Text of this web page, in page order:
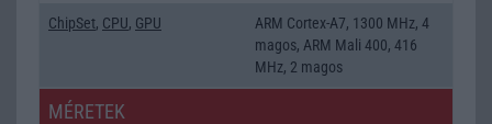
ChipSet, CPU, GPU
ARM Cortex-A7, 1300 MHz, 4
magos, ARM Mali 400, 416
MHz, 2 magos
MÉRETEK